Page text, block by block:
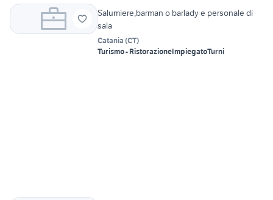
Salumiere,barman o barlady e personale di
sala
Catania (CT)
Turismo - RistorazioneImpiegatoTurni